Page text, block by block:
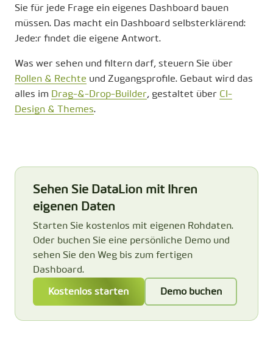
Sie für jede Frage ein eigenes Dashboard bauen
müssen. Das macht ein Dashboard selbsterklärend:
Jede:r findet die eigene Antwort.
Was wer sehen und filtern darf, steuern Sie über
Rollen & Rechte und Zugangsprofile. Gebaut wird das
alles im Drag-&-Drop-Builder, gestaltet über CI-
Design & Themes.
Sehen Sie DataLion mit Ihren
eigenen Daten
Starten Sie kostenlos mit eigenen Rohdaten.
Oder buchen Sie eine persönliche Demo und
sehen Sie den Weg bis zum fertigen
Dashboard.
Kostenlos starten Demo buchen